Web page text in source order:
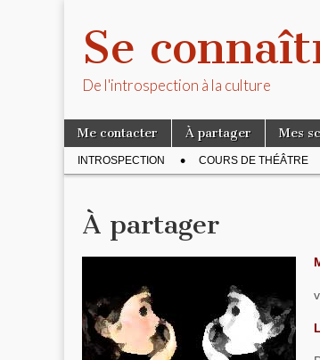
Se
De l'introspection à la culture
Main menu
Skip to content
Me contacter À partager Mes
Sub menu
INTROSPECTION COURS DE THÉÂTRE
À partager